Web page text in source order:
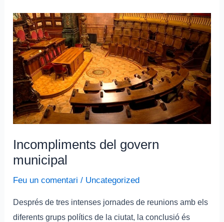
Incompliments del govern
municipal
Feu un comentari / Uncategorized
Després de tres intenses jornades de reunions amb els
diferents grups polítics de la ciutat, la conclusió és
Incompliments
del
govern
municipal